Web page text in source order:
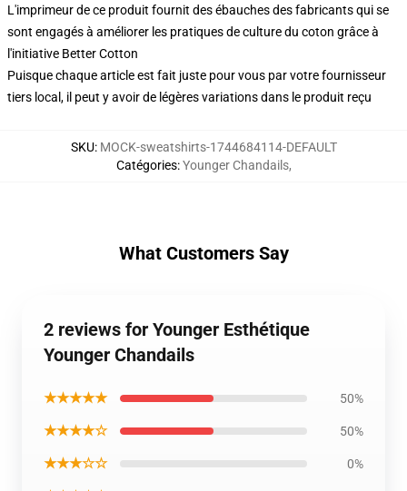
L'imprimeur de ce produit fournit des ébauches des fabricants qui se
sont engagés à améliorer les pratiques de culture du coton grâce à
l'initiative Better Cotton
Puisque chaque article est fait juste pour vous par votre fournisseur
tiers local, il peut y avoir de légères variations dans le produit reçu
SKU: MOCK-sweatshirts-1744684114-DEFAULT
Catégories:Younger Chandails,
What Customers Say
2 reviews for Younger Esthétique
Younger Chandails
★★★★★ 50%
★★★★☆ 50%
★★★☆☆ 0%